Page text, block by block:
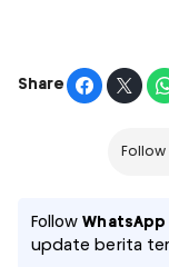
Share
Follow
update berita